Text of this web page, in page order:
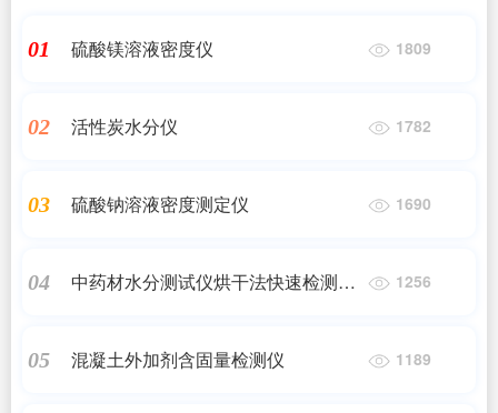
01 硫酸镁溶液密度仪 1809
02 活性炭水分仪 1782
03 硫酸钠溶液密度测定仪 1690
04
中药材水分测试仪烘干法快速检测粮
1256
05 混凝土外加剂含固量检测仪 1189